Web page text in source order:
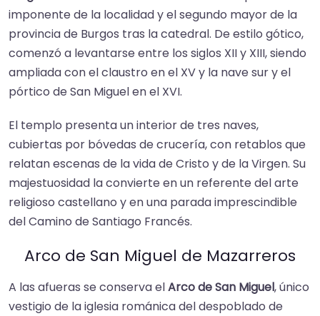
imponente de la localidad y el segundo mayor de la
provincia de Burgos tras la catedral. De estilo gótico,
comenzó a levantarse entre los siglos XII y XIII, siendo
ampliada con el claustro en el XV y la nave sur y el
pórtico de San Miguel en el XVI.
El templo presenta un interior de tres naves,
cubiertas por bóvedas de crucería, con retablos que
relatan escenas de la vida de Cristo y de la Virgen. Su
majestuosidad la convierte en un referente del arte
religioso castellano y en una parada imprescindible
del Camino de Santiago Francés.
Arco de San Miguel de Mazarreros
A las afueras se conserva elArco de San Miguel, único
vestigio de la iglesia románica del despoblado de